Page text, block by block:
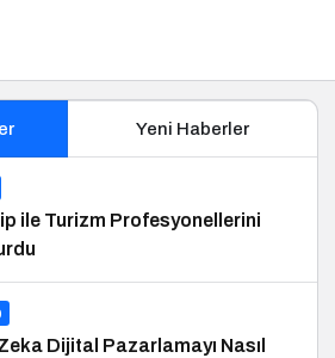
Yeni Haberler
ile Turizm Profesyonellerini
Dijital Pazarlamayı Nasıl